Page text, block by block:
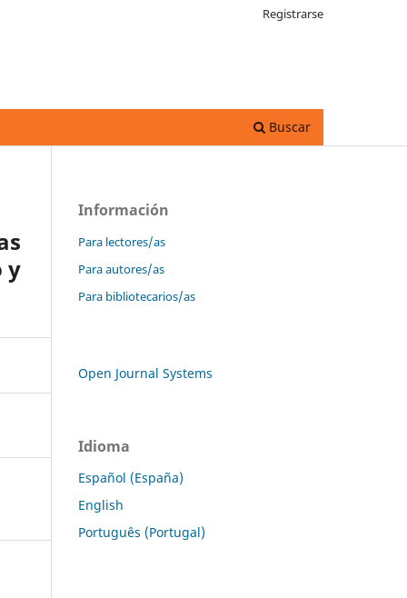
Buscar
Registrarse
y
Información
Para lectores/as
Para autores/as
Para bibliotecarios/as
Open Journal Systems
Idioma
Español (España)
English
Português (Portugal)